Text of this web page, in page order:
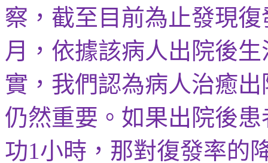
察 ，截至目前為止發現
月，依據該病人出院後
實，我們認為病人治癒
仍然重要。如果出院後
功1小時，那對復發率的